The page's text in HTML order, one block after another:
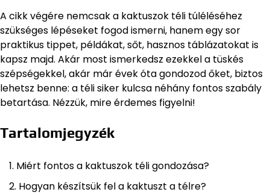
A cikk végére nemcsak a kaktuszok téli túléléséhez
szükséges lépéseket fogod ismerni, hanem egy sor
praktikus tippet, példákat, sőt, hasznos táblázatokat is
kapsz majd. Akár most ismerkedsz ezekkel a tüskés
szépségekkel, akár már évek óta gondozod őket, biztos
lehetsz benne: a téli siker kulcsa néhány fontos szabály
betartása. Nézzük, mire érdemes figyelni!
Tartalomjegyzék
Miért fontos a kaktuszok téli gondozása?
Hogyan készítsük fel a kaktuszt a télre?